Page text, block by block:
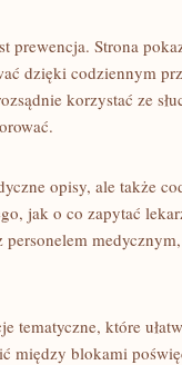
prewencja. Strona
dzięki codziennym
korzystać ze
opisy, ale także
jak o co zapytać
personelem
tematyczne, które
między blokami